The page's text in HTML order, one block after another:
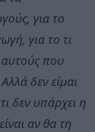
για το
για το τι
αυτούς που
δεν είμαι
δεν υπάρχει η
αν θα τη